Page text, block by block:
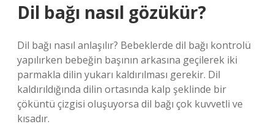
Dil bağı nasıl gözükür?
Dil bağı nasıl anlaşılır? Bebeklerde dil bağı kontrolü
yapılırken bebeğin başının arkasına geçilerek iki
parmakla dilin yukarı kaldırılması gerekir. Dil
kaldırıldığında dilin ortasında kalp şeklinde bir
çöküntü çizgisi oluşuyorsa dil bağı çok kuvvetli ve
kısadır.